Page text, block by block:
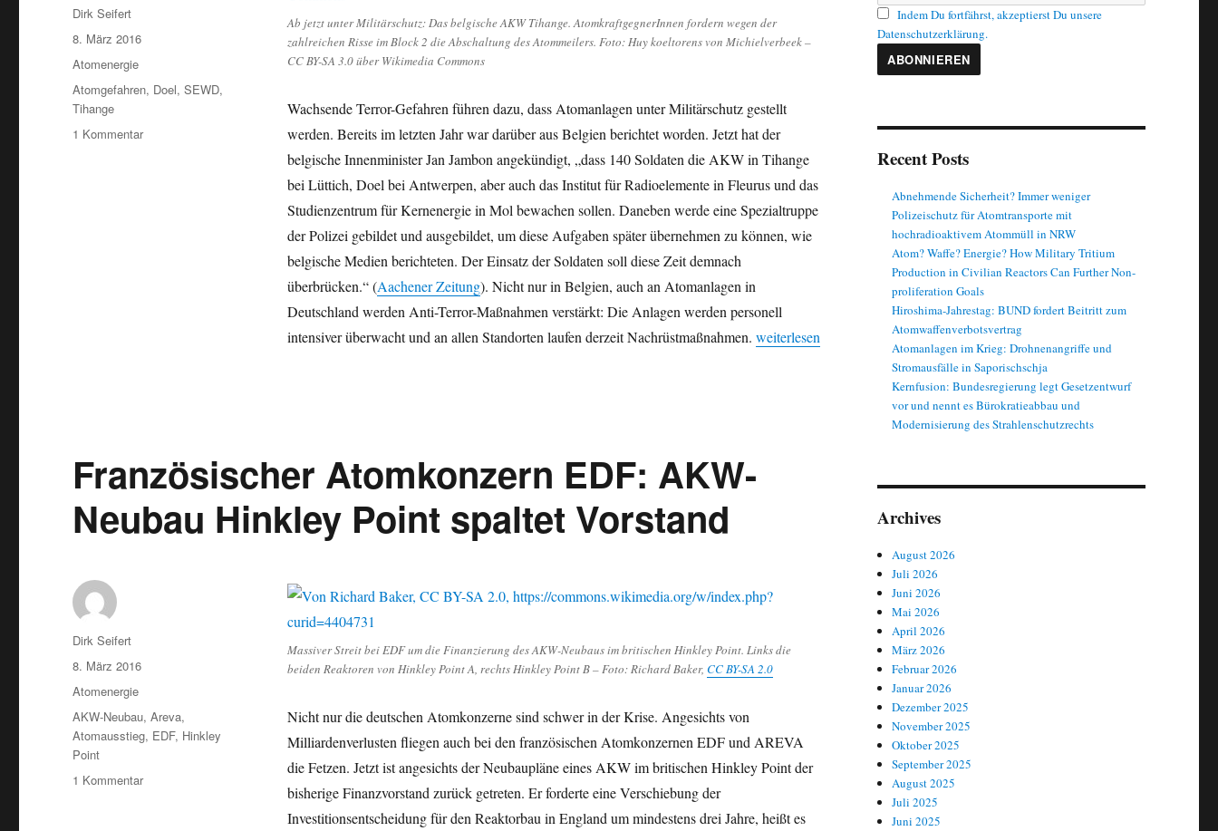
Ab jetzt unter Militärschutz: Das belgische AKW Tihange. AtomkraftgegnerInnen fordern wegen der
zahlreichen Risse im Block 2 die Abschaltung des Atommeilers. Foto: Huy koeltorens von Michielverbeek –
CC BY-SA 3.0 über Wikimedia Commons
Wachsende Terror-Gefahren führen dazu, dass Atomanlagen unter Militärschutz gestellt
werden. Bereits im letzten Jahr war darüber aus Belgien berichtet worden. Jetzt hat der
belgische Innenminister Jan Jambon angekündigt, „dass 140 Soldaten die AKW in Tihange
bei Lüttich, Doel bei Antwerpen, aber auch das Institut für Radioelemente in Fleurus und das
Studienzentrum für Kernenergie in Mol bewachen sollen. Daneben werde eine Spezialtruppe
der Polizei gebildet und ausgebildet, um diese Aufgaben später übernehmen zu können, wie
belgische Medien berichteten. Der Einsatz der Soldaten soll diese Zeit demnach
überbrücken.“ (Aachener Zeitung). Nicht nur in Belgien, auch an Atomanlagen in
Deutschland werden Anti-Terror-Maßnahmen verstärkt: Die Anlagen werden personell
intensiver überwacht und an allen Standorten laufen derzeit Nachrüstmaßnahmen. „Militärschutz für belgische Atomanlagen: Wachsende Terror-Gefahren“
weiterlesen
Autor
Dirk Seifert
Veröffentlicht
am
8. März 2016
Kategorien
Atomenergie
Schlagwörter
Atomgefahren, Doel,SEWD,
Tihange
1 Kommentarzu
Französischer Atomkonzern EDF: AKW-
Neubau Hinkley Point spaltet Vorstand
Massiver Streit bei EDF um die Finanzierung des AKW-Neubaus im britischen Hinkley Point. Links die
beiden Reaktoren von Hinkley Point A, rechts Hinkley Point B – Foto: Richard Baker, CC BY-SA 2.0
Nicht nur die deutschen Atomkonzerne sind schwer in der Krise. Angesichts von
Milliardenverlusten fliegen auch bei den französischen Atomkonzernen EDF und AREVA
die Fetzen. Jetzt ist angesichts der Neubaupläne eines AKW im britischen Hinkley Point der
bisherige Finanzvorstand zurück getreten. Er forderte eine Verschiebung der
Investitionsentscheidung für den Reaktorbau in England um mindestens drei Jahre, heißt es
Autor
Dirk Seifert
Veröffentlicht
am
8. März 2016
Kategorien
Atomenergie
Schlagwörter
AKW-Neubau,Areva,
Atomausstieg, EDF, Hinkley
Point
1 Kommentarzu
Indem Du fortfährst, akzeptierst Du unsere
Datenschutzerklärung.
Recent Posts
Abnehmende Sicherheit? Immer weniger
Polizeischutz für Atomtransporte mit
hochradioaktivem Atommüll in NRW
Atom? Waffe? Energie? How Military Tritium
Production in Civilian Reactors Can Further Non-
proliferation Goals
Hiroshima-Jahrestag: BUND fordert Beitritt zum
Atomwaffenverbotsvertrag
Atomanlagen im Krieg: Drohnenangriffe und
Stromausfälle in Saporischschja
Kernfusion: Bundesregierung legt Gesetzentwurf
vor und nennt es Bürokratieabbau und
Modernisierung des Strahlenschutzrechts
Archives
August 2026
Juli 2026
Juni 2026
Mai 2026
April 2026
März 2026
Februar 2026
Januar 2026
Dezember 2025
November 2025
Oktober 2025
September 2025
August 2025
Juli 2025
Juni 2025